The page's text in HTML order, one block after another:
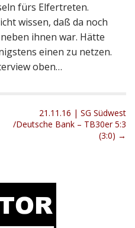
fürs Elfertreten.
wissen, daß da noch
ihnen war. Hätte
einen zu netzen.
oben…
21.11.16 | SG Südwest
/Deutsche Bank – TB30er 5:3
(3:0) →